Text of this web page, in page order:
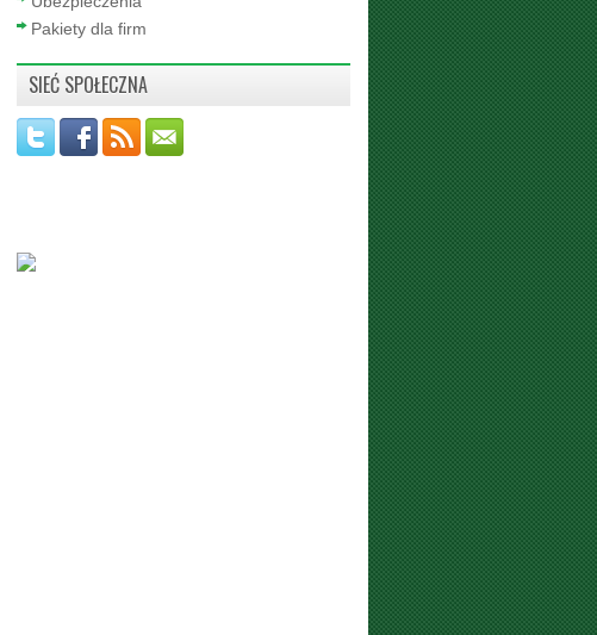
Pakiety dla firm
SIEĆ SPOŁECZNA